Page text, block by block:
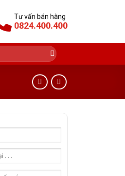
Tư vấn bán hàng
0824.400.400